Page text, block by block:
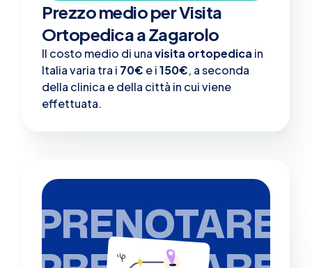
Prezzo medio per Visita
Ortopedica a Zagarolo
Il costo medio di unavisita ortopedica in
Italia varia tra i 70€ e i150€, a seconda
della clinica e della città in cui viene
effettuata.
PRENOTARE